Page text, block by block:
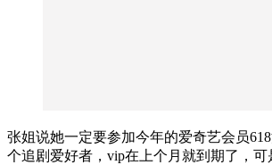
张姐说她一定要参加今年的爱奇艺会员
个追剧爱好者，vip在上个月就到期了，